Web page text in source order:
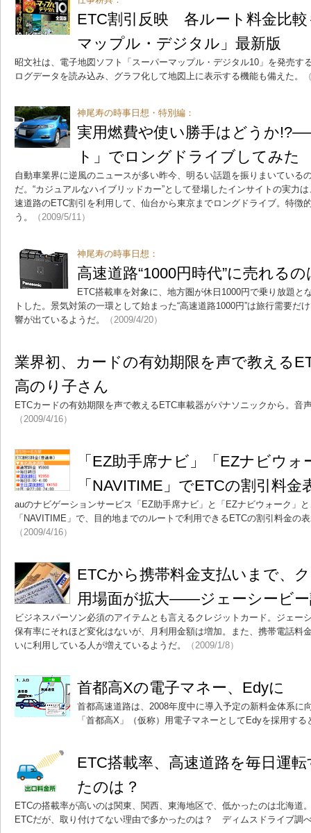
ETC割引反映 各ルート料金比
マップル・デジタル」最新版
昭文社は、電子地図ソフト「スーパーマップル・デジタル10」を発売す
ログデータを読み込み、グラフ化して地図上に表示する機能も備えた。
神尾寿の時事日想・特別編：
実用燃費や使い勝手はどうか
ト」でロングドライブしてみた
自動車業界に逆風のニュースが多い昨今、明るい話題を振りまいている
だ。“カジュアルなハイブリッドカー”として登場したインサイトの実力
速道路のETC割引を利用して、仙台から東京までロングドライブ。特徴
う。
（2009/5/11）
神尾寿の時事日想：
高速道路“1000円時代”に売れるの
ETC搭載車を対象に、地方圏が休日1000円で乗り放題と
トした。景気対策の一環として始まった“高速道路1000円”は旅行需要だ
響が出ているようだ。
（2009/4/20）
業界初、カードの有効期限を声で教える
高のり子さん
ETCカードの有効期限を声で教えるETC車載器がパナソニックから。音
（2009/4/16）
「EZ助手席ナビ」「EZナビウォ
「NAVITIME」でETCの割引料金
auのナビゲーションサービス「EZ助手席ナビ」と「EZナビウォーク」
「NAVITIME」で、目的地までのルートで利用できるETCの割引料金の
（2009/4/16）
ETCから携帯料金支払いまで、
用場面が拡大――ジェーシービ
ビジネスパーソン必須のアイテムとも言えるクレジットカード。ジェー
保有率にそれほど変化はないが、月利用金額は増加。また、携帯電話料
いに利用している人が増えているようだ。
（2009/1/8）
首都高Xの電子マネー、Edyに
首都高速道路は、2008年度中に導入予定の新料金体系に
「首都高X」（仮称）用電子マネーとしてEdyを採用する
ETC搭載率、高速道路を毎日運
たのは？
ETCの搭載率が高いのは関東、関西、東海地区で、低かったのは北海道
ETCだが、取り付けてない理由で多かったのは？ ディムスドライブ調